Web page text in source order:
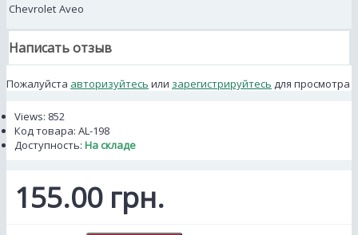
Chevrolet Aveo
Написать отзыв
Пожалуйста авторизуйтесь или зарегистрируйтесь для просмотра
Views: 852
Код товара: AL-198
Доступность: На складе
155.00 грн.